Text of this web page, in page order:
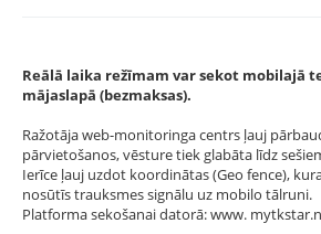
Reālā laika režīmam var sekot mobilajā
mājaslapā (bezmaksas).
Ražotāja web-monitoringa centrs ļauj
pārvietošanos, vēsture tiek glabāta līdz
Ierīce ļauj uzdot koordinātas (Geo fence),
nosūtīs trauksmes signālu uz mobilo tālruni.
Platforma sekošanai datorā: www.